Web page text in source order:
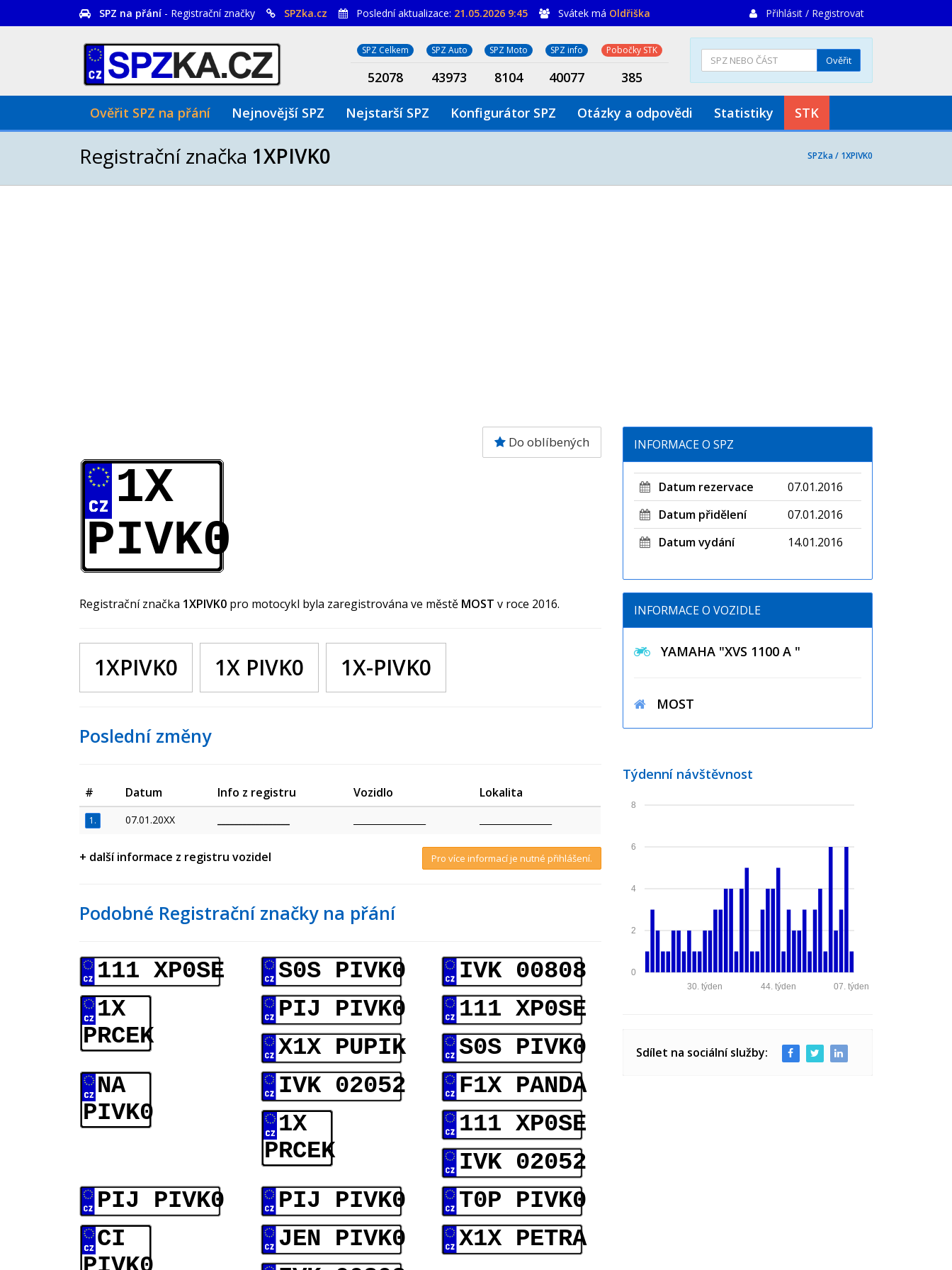
SPZ na přání - Registrační značky SPZka.cz Poslední aktualizace: 21.05.2026 9:45 Svátek má Oldřiška Přihlásit / Registrovat
SPZ Celkem SPZ Auto SPZ Moto SPZ info Pobočky STK
52078 43973 8104 40077 385
Ověřit
Ověřit SPZ na přání Nejnovější SPZ Nejstarší SPZ Konfigurátor SPZ Otázky a odpovědi Statistiky STK
Registrační značka 1XPIVK0 SPZka / 1XPIVK0
Do oblíbených
1X
PIVK0
Registrační značka 1XPIVK0 pro motocykl byla zaregistrována ve městě MOST v roce 2016.
1XPIVK0 1X PIVK0 1X-PIVK0
Poslední změny
# Datum Info z registru Vozidlo Lokalita
1. 07.01.20XX
+ další informace z registru vozidel Pro více informací je nutné přihlášení.
Podobné Registrační značky na přání
111 XP0SE S0S PIVK0
IVK 00808
1X
PRCEK
PIJ PIVK0
111 XP0SE
X1X PUPIK
S0S PIVK0
NA
PIVK0
IVK 02052
F1X PANDA
1X
PRCEK
111 XP0SE
IVK 02052
PIJ PIVK0
PIJ PIVK0
T0P PIVK0
CI
JEN PIVK0
X1X PETRA
INFORMACE O SPZ
Datum rezervace
07.01.2016
Datum přidělení
07.01.2016
Datum vydání
14.01.2016
INFORMACE O VOZIDLE
YAMAHA "XVS 1100 A "
MOST
Týdenní návštěvnost
0
2
4
6
8
07. týden
44. týden
30. týden
Sdílet na sociální služby: